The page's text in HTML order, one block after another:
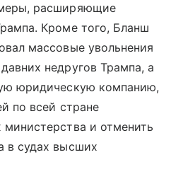
расширяющие
Кроме того, Бланш
массовые увольнения
недругов Трампа, а
юридическую компанию,
по всей стране
и отменить
в судах высших